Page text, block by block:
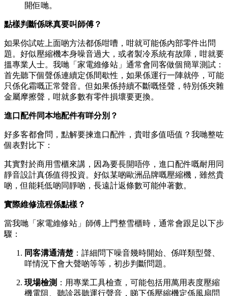
開佢哋。
點樣判斷係咪真要叫師傅？
如果你試咗上面啲方法都係咁嘈，咁就可能係內部零件出問
題。好似壓縮機本身噪音過大，或者製冷系統有故障，咁就要
搵專業人士。我哋「家電維修站」通常會同客做個簡單測試：
首先聽下個聲係連續定係間歇性，如果係運行一陣就停，可能
只係化霜嘅正常聲音。但如果係持續不斷嘅怪聲，特別係夾雜
金屬摩擦聲，咁就多數有零件損壞要更換。
進口配件同本地配件有咩分別？
好多客都會問，點解要揀進口配件，貴咁多值唔值？我哋整咗
個表對比下：
其實對於商用雪櫃來講，因為要長開唔停，進口配件嘅耐用同
靜音設計真係值得投資。好似某啲歐洲品牌嘅壓縮機，雖然貴
啲，但能耗低啲同靜啲，長遠計返條數可能仲著數。
實際維修流程係點樣？
當我哋「家電維修站」師傅上門整雪櫃時，通常會跟足以下步
驟：
同客溝通清楚：詳細問下噪音幾時開始、係咩類型聲、
咩情況下會大聲啲等等，初步判斷問題。
現場檢測 ：用專業工具檢查，可能包括用萬用表度壓縮
機電阻、聽診器聽運行聲音，睇下係壓縮機定係風扇問